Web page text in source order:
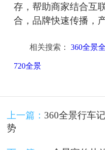
存，帮助商家结合互
合，品牌快速传播，
相关搜索： 360全景
720全景
上一篇： 360全景行车
势